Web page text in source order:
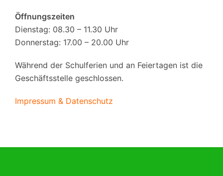
Öffnungszeiten
Dienstag: 08.30 – 11.30 Uhr
Donnerstag: 17.00 – 20.00 Uhr
Während der Schulferien und an Feiertagen ist die
Geschäftsstelle geschlossen.
Impressum & Datenschutz